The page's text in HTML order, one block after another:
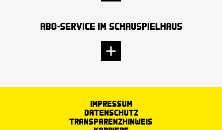
Abo-Service im Schauspielhaus
Impressum
Datenschutz
Transparenzhinweis